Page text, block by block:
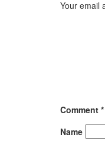
Your email
Comment *
Name